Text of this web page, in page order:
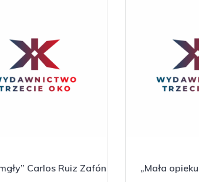
Carlos Ruiz Zafón
„Mała